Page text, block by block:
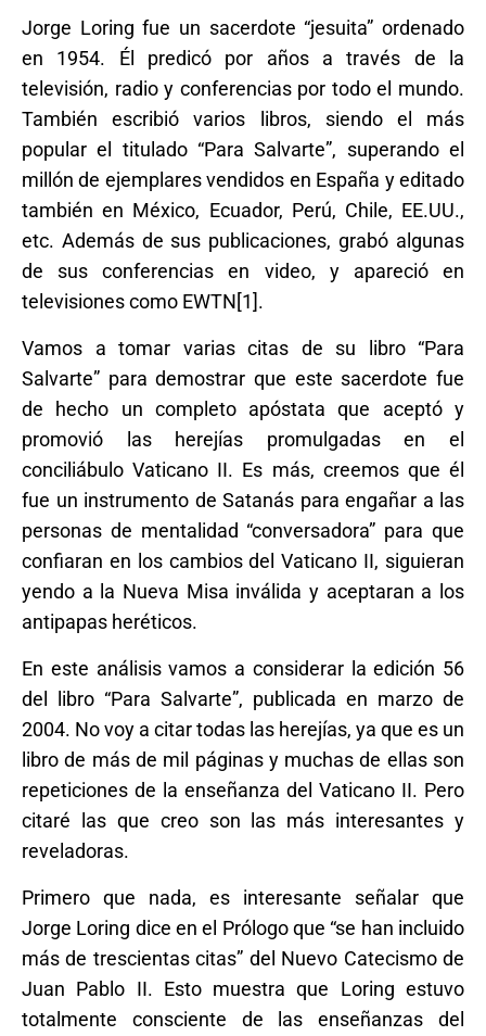
Jorge Loring fue un sacerdote “jesuita” ordenado
en 1954. Él predicó por años a través de la
televisión, radio y conferencias por todo el mundo.
También escribió varios libros, siendo el más
popular el titulado “Para Salvarte”, superando el
millón de ejemplares vendidos en España y editado
también en México, Ecuador, Perú, Chile, EE.UU.,
etc. Además de sus publicaciones, grabó algunas
de sus conferencias en video, y apareció en
televisiones como EWTN[1].
Vamos a tomar varias citas de su libro “Para
Salvarte” para demostrar que este sacerdote fue
de hecho un completo apóstata que aceptó y
promovió las herejías promulgadas en el
conciliábulo Vaticano II. Es más, creemos que él
fue un instrumento de Satanás para engañar a las
personas de mentalidad “conversadora” para que
confiaran en los cambios del Vaticano II, siguieran
yendo a la Nueva Misa inválida y aceptaran a los
antipapas heréticos.
En este análisis vamos a considerar la edición 56
del libro “Para Salvarte”, publicada en marzo de
2004. No voy a citar todas las herejías, ya que es un
libro de más de mil páginas y muchas de ellas son
repeticiones de la enseñanza del Vaticano II. Pero
citaré las que creo son las más interesantes y
reveladoras.
Primero que nada, es interesante señalar que
Jorge Loring dice en el Prólogo que “se han incluido
más de trescientas citas” del Nuevo Catecismo de
Juan Pablo II. Esto muestra que Loring estuvo
totalmente consciente de las enseñanzas del